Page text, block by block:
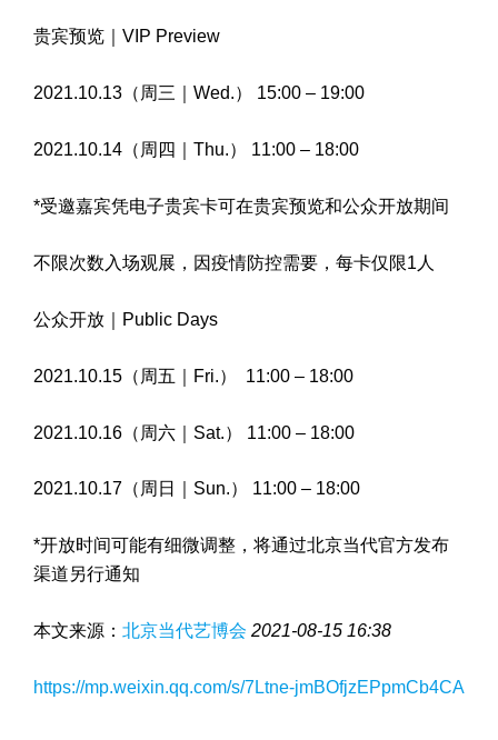
贵宾预览｜VIP Preview
2021.10.13（周三｜Wed.） 15:00 – 19:00
2021.10.14（周四｜Thu.） 11:00 – 18:00
*受邀嘉宾凭电子贵宾卡可在贵宾预览和公众开放期间
不限次数入场观展，因疫情防控需要，每卡仅限1人
公众开放｜Public Days
2021.10.15（周五｜Fri.） 11:00 – 18:00
2021.10.16（周六｜Sat.） 11:00 – 18:00
2021.10.17（周日｜Sun.） 11:00 – 18:00
*开放时间可能有细微调整，将通过北京当代官方发布
渠道另行通知
本文来源： 北京当代艺博会 2021-08-15 16:38
https://mp.weixin.qq.com/s/7Ltne-jmBOfjzEPpmCb4CA